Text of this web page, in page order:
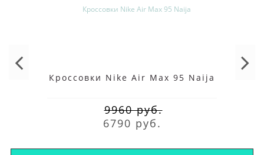
Кроссовки Nike Air Max 95 Naija
9960 руб.
6790 руб.